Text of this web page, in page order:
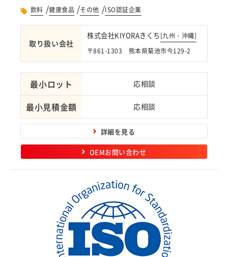
飲料 /健康食品 /その他 /ISO認証企業
取り扱い会社
株式会社KIYORAきくち[九州・沖縄]
〒861-1303 熊本県菊池市今129-2
最小ロット 応相談
最小見積金額 応相談
詳細を見る
OEMお問い合わせ